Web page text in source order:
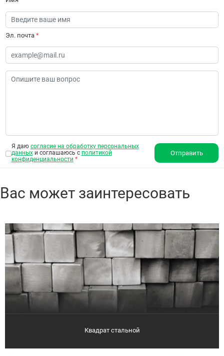
Эл. почта *
Я даю согласие на обработку персональных
данныхи соглашаюсь с политикой
конфиденциальности *
Отправить
Вас может заинтересовать
Квадрат стальной